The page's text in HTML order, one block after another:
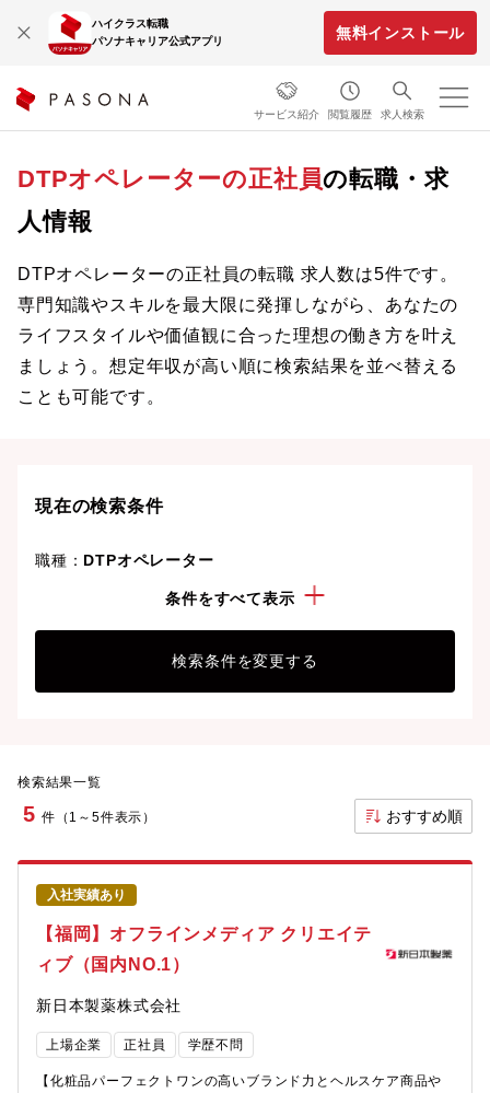
ハイクラス転職
パソナキャリア公式アプリ
無料インストール
サービス紹介 閲覧履歴 求人検索
DTPオペレーターの正社員の転職・求
人情報
DTPオペレーターの正社員の転職 求人数は5件です。
専門知識やスキルを最大限に発揮しながら、あなたの
ライフスタイルや価値観に合った理想の働き方を叶え
ましょう。想定年収が高い順に検索結果を並べ替える
ことも可能です。
現在の検索条件
職種： DTPオペレーター
条件をすべて表示
検索条件を変更する
検索結果一覧
5 件（1～5件表示） おすすめ順
入社実績あり
【福岡】オフラインメディア クリエイテ
ィブ（国内NO.1）
新日本製薬株式会社
上場企業 正社員 学歴不問
【化粧品パーフェクトワンの高いブランド力とヘルスケア商品や